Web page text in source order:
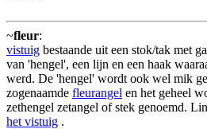
~fleur:
vistuig bestaande uit een stok/tak met
van 'hengel', een lijn en een haak
werd. De 'hengel' wordt ook wel mik
zogenaamde fleurangel en het geheel
zethengel zetangel of stek genoemd.
het vistuig .